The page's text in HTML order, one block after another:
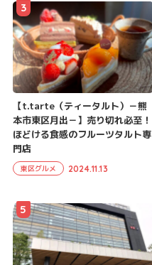
【t.tarte（ティータルト）－熊
本市東区月出－】売り切れ必至！
ほどける食感のフルーツタルト専
門店
東区グルメ 2024.11.13
3
5